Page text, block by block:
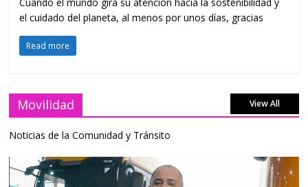
el cuidado del planeta, al menos por unos días, gracias
Read more
Movilidad View All
Noticias de la Comunidad y Tránsito